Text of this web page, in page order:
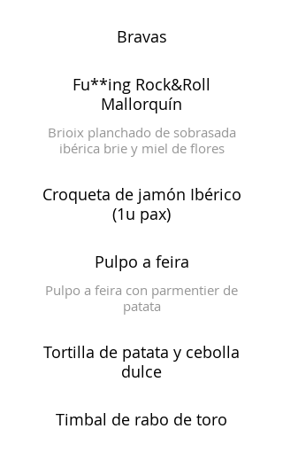
Bravas
Fu**ing Rock&Roll
Mallorquín
Brioix planchado de sobrasada
ibérica brie y miel de flores
Croqueta de jamón Ibérico
(1u pax)
Pulpo a feira
Pulpo a feira con parmentier de
patata
Tortilla de patata y cebolla
dulce
Timbal de rabo de toro